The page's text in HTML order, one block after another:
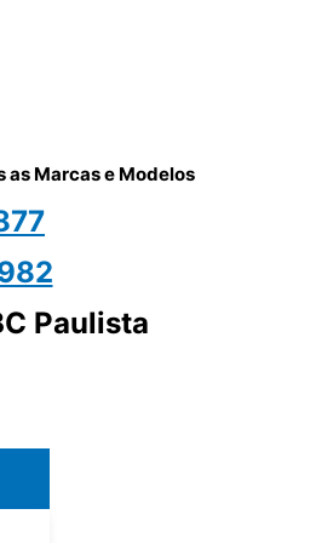
as Marcas e Modelos
Paulista